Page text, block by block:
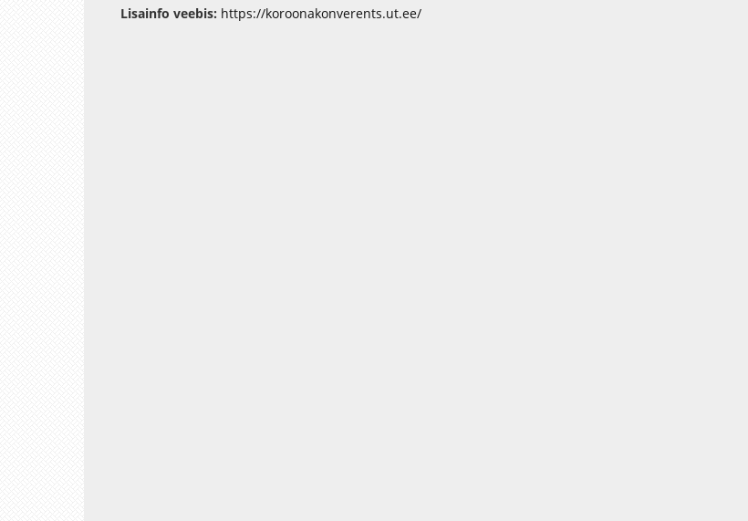
Fischer selle üle, millele seejuures tugineda saame ja kui hästi on see seni õnnestunud.
Lisainfo veebis: https://koroonakonverents.ut.ee/